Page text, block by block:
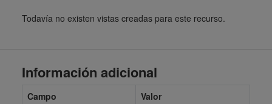
Todavía no existen vistas creadas para este recurso.
Información adicional
Campo
Valor